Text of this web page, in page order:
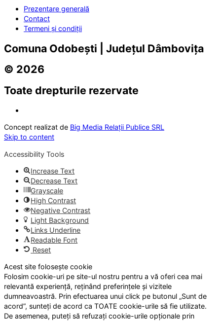
Prezentare generală
Contact
Termeni și condiții
Comuna Odobești | Județul Dâmbovița
© 2026
Toate drepturile rezervate
Concept realizat de Big Media Relații Publice SRL
Skip to content
Accessibility Tools
Increase Text
Decrease Text
Grayscale
High Contrast
Negative Contrast
Light Background
Links Underline
Readable Font
Reset
Acest site folosește cookie
Folosim cookie-uri pe site-ul nostru pentru a vă oferi cea mai
relevantă experiență, reținând preferințele și vizitele
dumneavoastră. Prin efectuarea unui click pe butonul „Sunt de
acord”, sunteți de acord ca TOATE cookie-urile să fie utilizate.
De asemenea, puteți să refuzați cookie-urile opționale prin